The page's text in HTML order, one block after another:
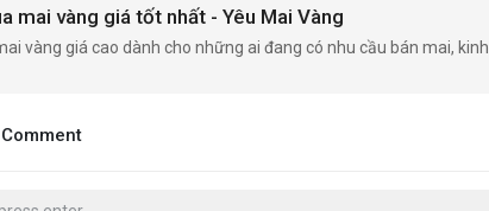
mai vàng giá tốt nhất - Yêu Mai Vàng
vàng giá cao dành cho những ai đang có nhu cầu bán mai, kinh
Comment